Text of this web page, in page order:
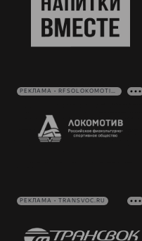
РЕКЛАМА • RFSOLOKOMOTIV.RU
РЕКЛАМА • TRANSVOC.RU